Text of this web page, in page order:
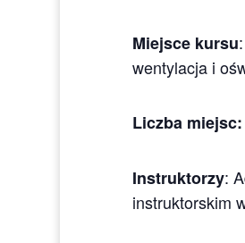
Miejsce kursu
wentylacja i
Liczba miejsc:
Instruktorzy:
instruktorskim